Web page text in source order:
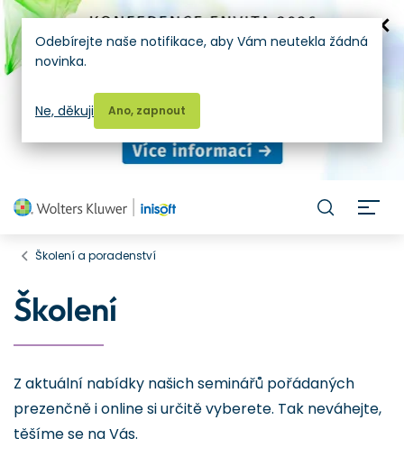
Školení a poradenství
Školení
Z aktuální nabídky našich seminářů pořádaných
prezenčně i online si určitě vyberete. Tak neváhejte,
těšíme se na Vás.
Odebírejte naše notifikace, aby Vám neutekla žádná
novinka.
Ano, zapnout
Ne, děkuji